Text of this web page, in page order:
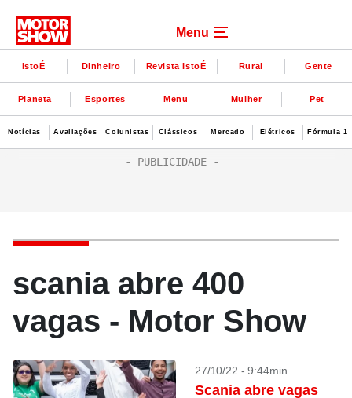
Menu
IstoÉ Dinheiro Revista IstoÉ Rural Gente
Planeta Esportes Menu Mulher Pet
Notícias Avaliações Colunistas Clássicos Mercado Elétricos Fórmula 1
scania abre 400
vagas - Motor Show
27/10/22 - 9:44min
Scania abre vagas